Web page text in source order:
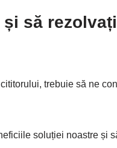
să
trebuie să ne
soluției noastre și